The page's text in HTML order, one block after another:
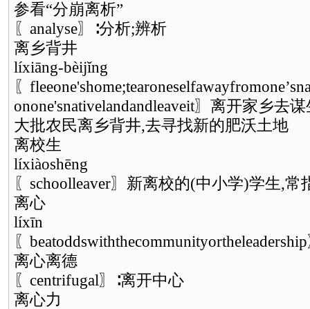
参看“分崩离析”
〖analyse〗∶分析;辨析
离乡背井
líxiāng-bèijǐng
〖
onone'snativelandandleaveit〗离开家乡去谋
大批农民离乡背井,去寻找新的肥沃土地
离校生
líxiàoshēng
〖schoolleaver〗新离校的(中小学)学生,常
离心
líxīn
〖
离心离德
〖centrifugal〗∶离开中心
离心力